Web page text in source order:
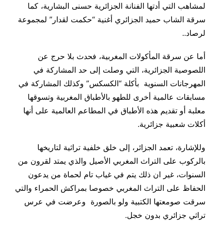
لمشاهب التي أدتها الفنانة الجزائرية حسنى البشارية، كما
سرقة الشاب حميد الجزائري أغنية “حكمت لقدار” لمجموعة
لرصاد..
أما عن سرقة المأكولات المغربية، فحدث بلا حرج عن
اللصوصية الجزائرية، التي وصلت إلى حد المشاركة في
المهرجانات السنوية بأكلة “الكسكس” وكذلك المشاركة في
مسابقات عالمية أخرى للطهو بالأطباق المغربية وتسوقها
معلبة أو تقديم هذه الأطباق في المطاعم العالمية على أنها
أكلات شعبية جزائرية.
وللإشارة، تعمد الجزائر، إلى خلق خلفية تراثية لتاريخها
بالركوب على التراث المغربي الأصيل والذي يمتد لقرون من
السنوات، غير ان ذلك يتم في غياب تام لحماة من يدعون
الحفاظ على التراث المغربي خصوصا بمراكش الحمراء والتي
سرقت صومعتها الكتبية ولو بالصورة وعرضت في عرس
تراثي جزائري بدون خجل.